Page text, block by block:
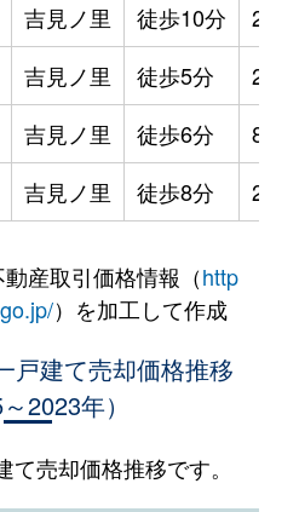
吉見ノ里 徒歩10分
吉見ノ里 徒歩5分
吉見ノ里 徒歩6分
吉見ノ里 徒歩8分
産取引価格情報（http
）を加工して作成
戸建て売却価格推移
～2023年）
売却価格推移です。